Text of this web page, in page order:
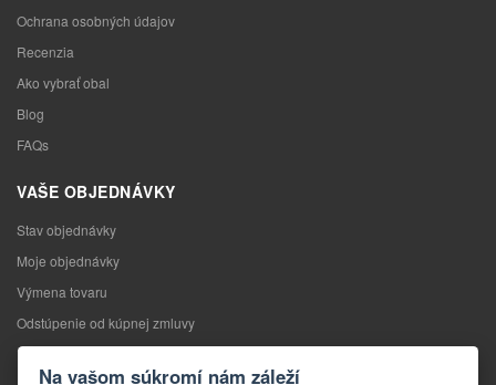
Ochrana osobných údajov
Recenzia
Ako vybrať obal
Blog
FAQs
VAŠE OBJEDNÁVKY
Stav objednávky
Moje objednávky
Výmena tovaru
Odstúpenie od kúpnej zmluvy
Reklamácia
Na vašom súkromí nám záleží